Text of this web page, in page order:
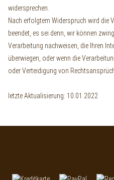
widersprechen.
Nach erfolgtem Widerspruch wird die
beendet, es sei denn, wir können
Verarbeitung nachweisen, die Ihren
überwiegen, oder wenn die
oder Verteidigung von
letzte Aktualisierung: 10.01.2022